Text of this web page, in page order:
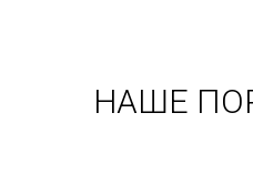
НАШЕ